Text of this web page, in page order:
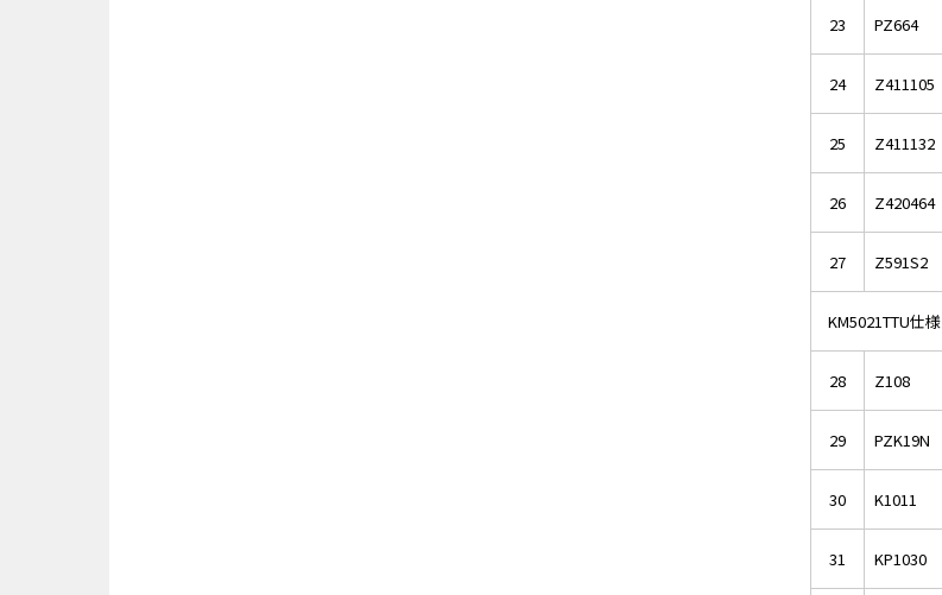
23 PZ664
24 Z411105
25 Z411132
26 Z420464
27 Z591S2
KM5021TTU仕様
28 Z108
29 PZK19N
30 K1011
31 KP1030